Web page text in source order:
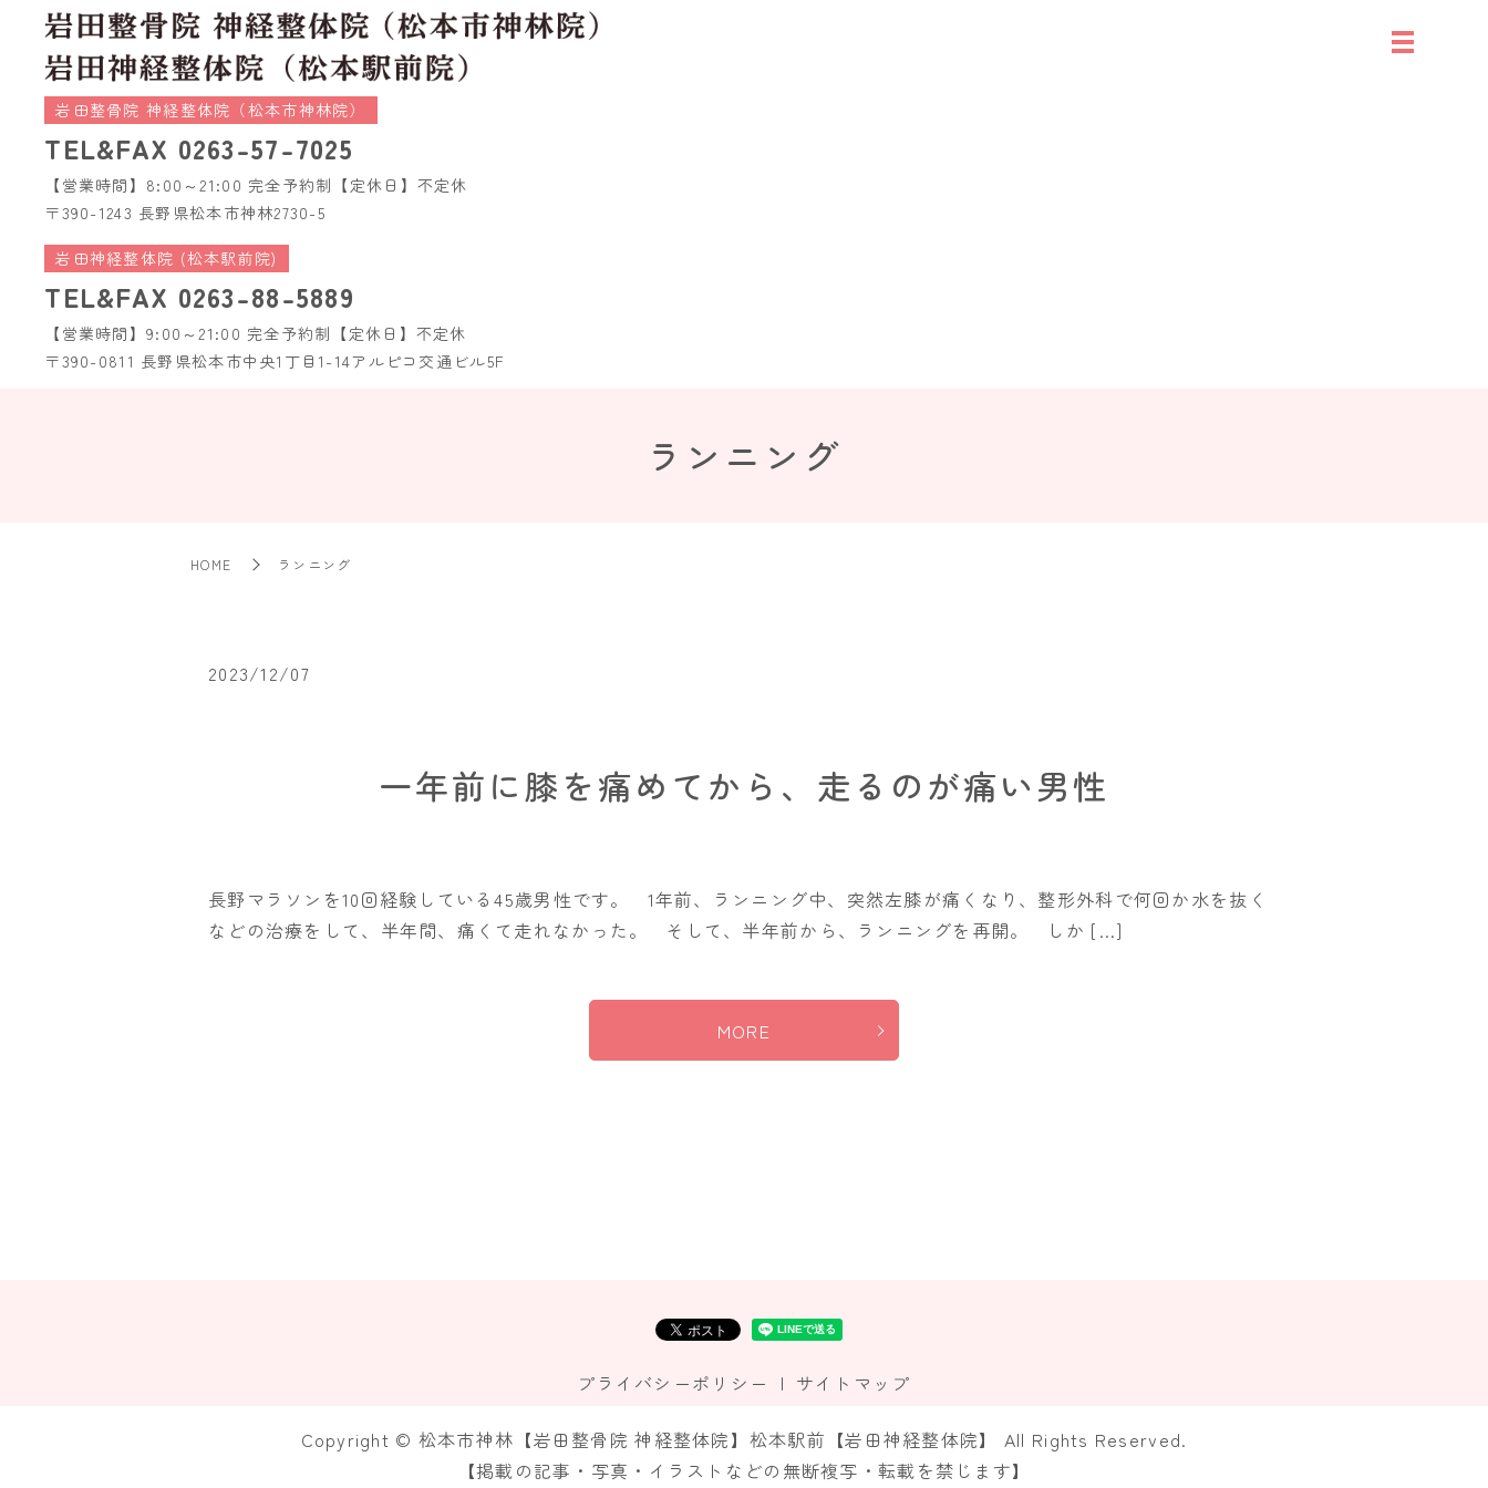
岩田整骨院 神経整体院（松本市神林院）
TEL&FAX 0263-57-7025
【営業時間】8:00～21:00 完全予約制 【定休日】不定休
〒390-1243 長野県松本市神林2730-5
岩田神経整体院 (松本駅前院)
TEL&FAX 0263-88-5889
【営業時間】9:00～21:00 完全予約制 【定休日】不定休
〒390-0811 長野県松本市中央1丁目1-14アルピコ交通ビル5F
ランニング
HOME ランニング
2023/12/07
一年前に膝を痛めてから、走るのが痛い男性
長野マラソンを10回経験している45歳男性です。 1年前、ランニング中、突然左膝が痛くなり、整形外科で何回か水を抜く
などの治療をして、半年間、痛くて走れなかった。 そして、半年前から、ランニングを再開。 しか […]
MORE
プライバシーポリシー サイトマップ
Copyright © 松本市神林【岩田整骨院 神経整体院】松本駅前【岩田神経整体院】 All Rights Reserved.
【掲載の記事・写真・イラストなどの無断複写・転載を禁じます】